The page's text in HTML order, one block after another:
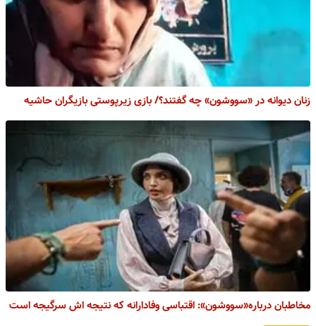
زنان دیوانه در «سووشون» چه گفتند؟/ بازی زیرپوستی بازیگران حاشیه
مخاطبان درباره«سووشون»: اقتباسی وفادارانه که نتیجه اش سرگیجه است